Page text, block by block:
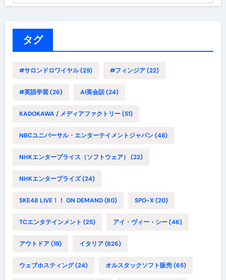
タグ
#サロンドロワイヤル(29) #フィンジア(22)
#英語学習(26) AI英会話(24)
KADOKAWA / メディアファクトリー(51)
NBCユニバーサル・エンターテイメントジャパン(48)
NHKエンタープライス（ソフトウェア） (22)
NHKエンタープライズ(24)
SKE48 LIVE！！ ON DEMAND(80) SPO-X(20)
TCエンタテインメント (25) アイ・ヴィー・シー(46)
アウトドア(19) イタリア(826)
ウェブホスティング(24) オルスタックソフト販売(65)